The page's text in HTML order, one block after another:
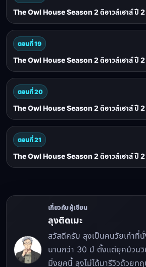
The Owl House Season 2 ดิอาวล์เฮาส์ ปี
ตอนที่ 19
The Owl House Season 2 ดิอาวล์เฮาส์ ปี
ตอนที่ 20
The Owl House Season 2 ดิอาวล์เฮาส์ ปี
ตอนที่ 21
The Owl House Season 2 ดิอาวล์เฮาส์ ปี
เกี่ยวกับผู้เขียน
ลุงติดเมะ
สวัสดีครับ ลุงเป็นคนวัยเก๋าที่
นานกว่า 30 ปี ตั้งแต่ยุคม้วนวิ
มิ่งยุคนี้ ลุงไม่ได้มารีวิวด้วยท